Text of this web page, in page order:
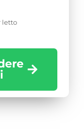
letto